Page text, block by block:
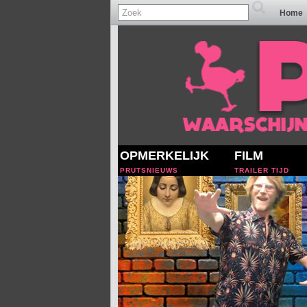
Home
OPMERKELIJK
PRUTSNIEUWS
FILM
TRAILER TIJD